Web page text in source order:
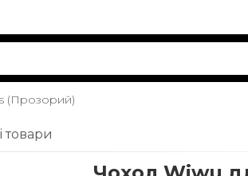
(Прозорий)
товари